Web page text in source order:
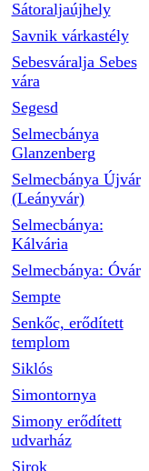
Sátoraljaújhely
Savnik várkastély
Sebesváralja Sebes
vára
Segesd
Selmecbánya
Glanzenberg
Selmecbánya Újvár
(Leányvár)
Selmecbánya:
Kálvária
Selmecbánya: Óvár
Sempte
Senkőc, erődített
templom
Siklós
Simontornya
Simony erődített
udvarház
Sirok